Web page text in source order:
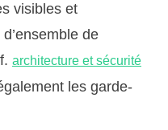
visibles et
de
architecture et sécurité
les garde-